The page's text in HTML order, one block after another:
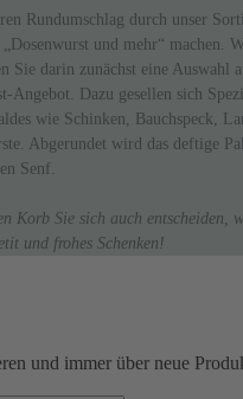
Rundumschlag durch unser
„Dosenwurst und mehr“ machen.
Sie darin zunächst eine Auswahl
Angebot. Dazu gesellen sich
wie Schinken, Bauchspeck,
Abgerundet wird das deftige
Senf.
Korb Sie sich auch entscheiden,
und frohes Schenken!
und immer über neue